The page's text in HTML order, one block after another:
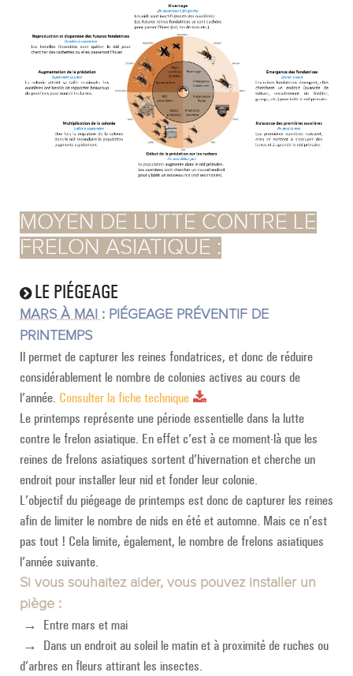
MOYEN DE LUTTE CONTRE LE
FRELON ASIATIQUE :
LE PIÉGEAGE
MARS À MAI : PIÉGEAGE PRÉVENTIF DE
PRINTEMPS
Il permet de capturer les reines fondatrices, et donc de réduire
considérablement le nombre de colonies actives au cours de
l’année. Consulter la fiche technique
Le printemps représente une période essentielle dans la lutte
contre le frelon asiatique. En effet c’est à ce moment-là que les
reines de frelons asiatiques sortent d’hivernation et cherche un
endroit pour installer leur nid et fonder leur colonie.
L’objectif du piégeage de printemps est donc de capturer les reines
afin de limiter le nombre de nids en été et automne. Mais ce n’est
pas tout ! Cela limite, également, le nombre de frelons asiatiques
l’année suivante.
Si vous souhaitez aider, vous pouvez installer un
piège :
→ Entre mars et mai
→ Dans un endroit au soleil le matin et à proximité de ruches ou
d’arbres en fleurs attirant les insectes.